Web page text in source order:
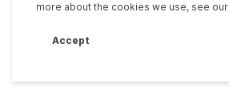
more about the cookies we use, see our
Accept